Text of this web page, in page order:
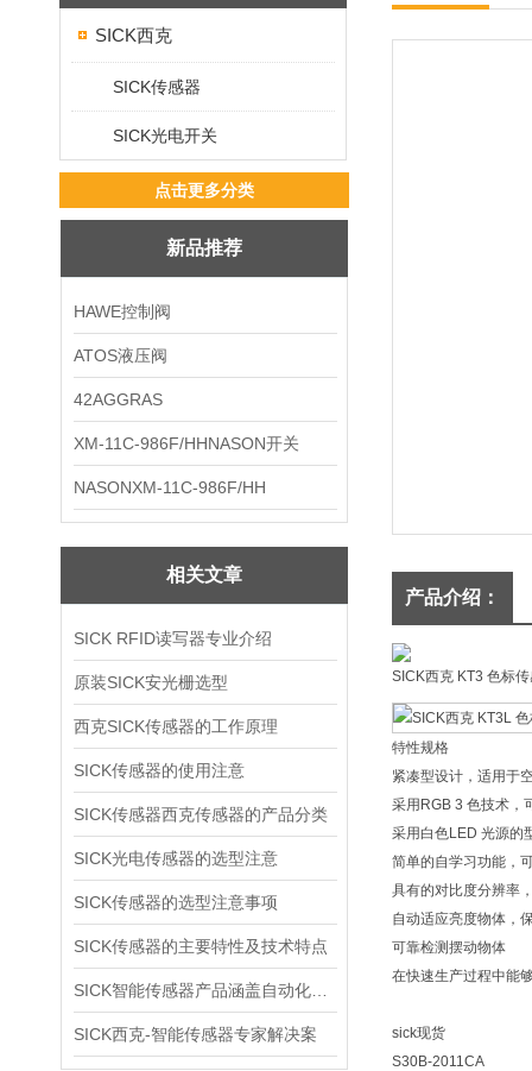
SICK西克
SICK传感器
SICK光电开关
点击更多分类
新品推荐
HAWE控制阀
ATOS液压阀
42AGGRAS
XM-11C-986F/HHNASON开关
NASONXM-11C-986F/HH
相关文章
SICK RFID读写器专业介绍
原装SICK安光栅选型
西克SICK传感器的工作原理
SICK传感器的使用注意
SICK传感器西克传感器的产品分类
SICK光电传感器的选型注意
SICK传感器的选型注意事项
SICK传感器的主要特性及技术特点
SICK西克-智能传感器专家解决案
产品介绍：
SICK西克 KT3 色标
特性规格
紧凑型设计，适用于
采用RGB 3 色技术，
采用白色LED 光源的
简单的自学习功能，
具有的对比度分辨率
自动适应亮度物体，
可靠检测摆动物体
在快速生产过程中能
sick现货
S30B-2011CA